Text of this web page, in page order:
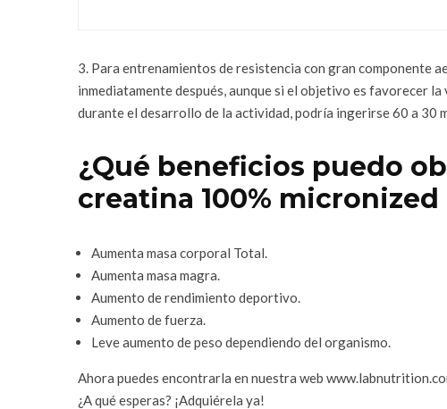
3. Para entrenamientos de resistencia con gran componente
inmediatamente después, aunque si el objetivo es favorecer
durante el desarrollo de la actividad, podría ingerirse 60 a 30
¿Qué beneficios puedo
creatina 100%
Aumenta masa corporal Total.
Aumenta masa magra.
Aumento de rendimiento deportivo.
Aumento de fuerza.
Leve aumento de peso dependiendo del organismo.
Ahora puedes encontrarla en nuestra web
¿A qué esperas? ¡Adquiérela ya!